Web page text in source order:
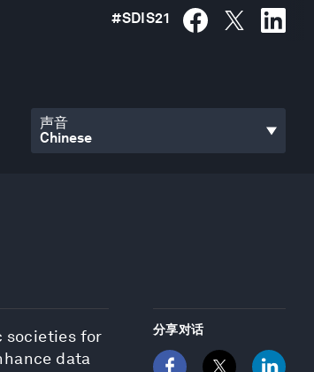
#SDIS21
声音
societies for
data
分享对话